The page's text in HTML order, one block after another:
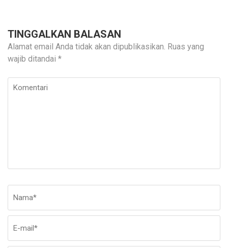
TINGGALKAN BALASAN
Alamat email Anda tidak akan dipublikasikan. Ruas yang
wajib ditandai *
Komentari